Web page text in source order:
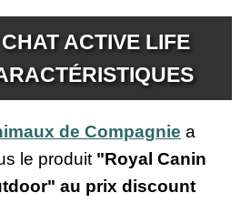
ACTIVE LIFE
de Compagnie a
le produit "Royal Canin
au prix discount